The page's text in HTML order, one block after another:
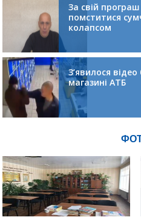
За свій
помститися
колапсом
З’явилося
магазині АТБ